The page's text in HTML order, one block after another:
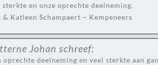
sterkte en onze oprechte deelneming.
& Katleen Schampaert – Kempeneers
Johan schreef:
oprechte deelneming en veel sterkte aan